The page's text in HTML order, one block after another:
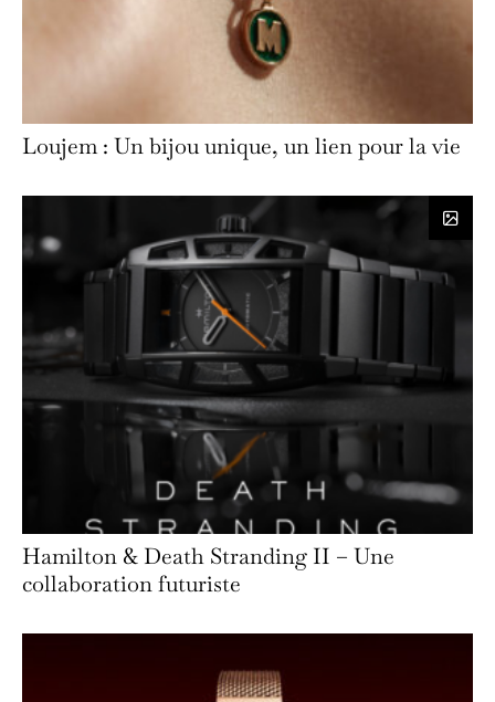
Loujem : Un bijou unique, un lien pour la vie
Hamilton & Death Stranding II – Une
collaboration futuriste